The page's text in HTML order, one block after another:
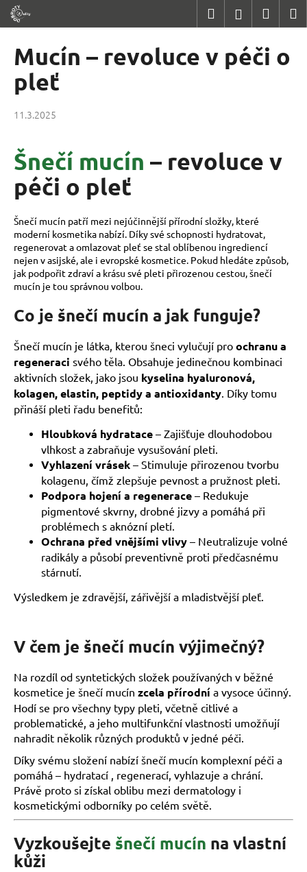
Přejít
obsah
Hledat Přihlášení
Mucín – revoluce v péči o
pleť
11.3.2025
Šnečí mucín – revoluce v
péči o pleť
Šnečí mucín patří mezi nejúčinnější přírodní složky, které
moderní kosmetika nabízí. Díky své schopnosti hydratovat,
regenerovat a omlazovat pleť se stal oblíbenou ingrediencí
nejen v asijské, ale i evropské kosmetice. Pokud hledáte způsob,
jak podpořit zdraví a krásu své pleti přirozenou cestou, šnečí
mucín je tou správnou volbou.
Co je šnečí mucín a jak funguje?
Šnečí mucín je látka, kterou šneci vylučují pro ochranu a
regeneraci svého těla. Obsahuje jedinečnou kombinaci
aktivních složek, jako jsou kyselina hyaluronová,
kolagen, elastin, peptidy a antioxidanty . Díky tomu
přináší pleti řadu benefitů:
Hloubková hydratace – Zajišťuje dlouhodobou
vlhkost a zabraňuje vysušování pleti.
Vyhlazení vrásek – Stimuluje přirozenou tvorbu
kolagenu, čímž zlepšuje pevnost a pružnost pleti.
Podpora hojení a regenerace – Redukuje
pigmentové skvrny, drobné jizvy a pomáhá při
problémech s aknózní pletí.
Ochrana před vnějšími vlivy – Neutralizuje volné
radikály a působí preventivně proti předčasnému
stárnutí.
Výsledkem je zdravější, zářivější a mladistvější pleť.
V čem je šnečí mucín výjimečný?
Na rozdíl od syntetických složek používaných v běžné
kosmetice je šnečí mucín zcela přírodní a vysoce účinný.
Hodí se pro všechny typy pleti, včetně citlivé a
problematické, a jeho multifunkční vlastnosti umožňují
nahradit několik různých produktů v jedné péči.
Díky svému složení nabízí šnečí mucín komplexní péči a
pomáhá – hydratací , regenerací, vyhlazuje a chrání.
Právě proto si získal oblibu mezi dermatology i
kosmetickými odborníky po celém světě.
Vyzkoušejte šnečí mucín na vlastní
kůži
o
C
o
p
t
ř
e
b
u
j
e
t
e
n
a
j
í
t
?
HLEDAT
u
j
m
e